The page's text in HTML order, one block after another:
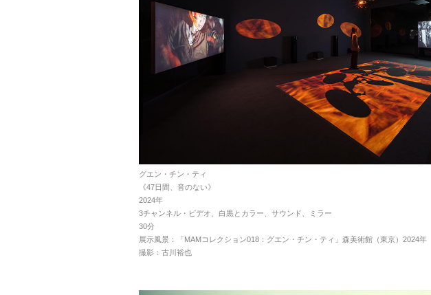
グエン・チン・ティ
《47日間、音のない》
2024年
3チャンネル・ビデオ、白黒とカラー、サウンド、ミラー
30分
展示風景：「MAMコレクション018：グエン・チン・ティ」森美術館（東京）2024年
撮影：古川裕也